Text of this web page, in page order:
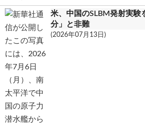
米、中国のSLBM発射実験
分」と非難
(2026年07月13日)